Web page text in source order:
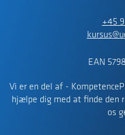
+45
EAN
Vi er en del af -
hjælpe dig med at finde den
os